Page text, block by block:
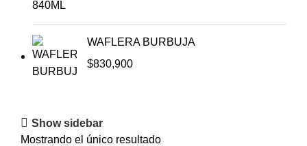
WAFLERA BURBUJA
$830,900
Show sidebar
Mostrando el único resultado